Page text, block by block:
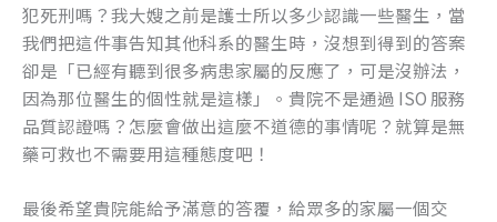
犯死刑嗎？我大嫂之前是護士所以多少認識一些醫生，當
我們把這件事告知其他科系的醫生時，沒想到得到的答案
卻是「已經有聽到很多病患家屬的反應了，可是沒辦法，
因為那位醫生的個性就是這樣」。貴院不是通過 ISO 服務
品質認證嗎？怎麼會做出這麼不道德的事情呢？就算是無
藥可救也不需要用這種態度吧！
最後希望貴院能給予滿意的答覆，給眾多的家屬一個交